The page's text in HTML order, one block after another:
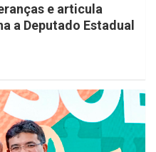
e articula
a Deputado Estadual